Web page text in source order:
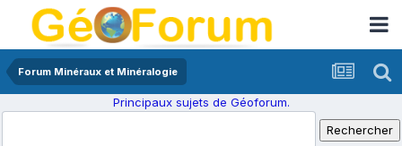
Forum Minéraux et Minéralogie
Principaux sujets de Géoforum.